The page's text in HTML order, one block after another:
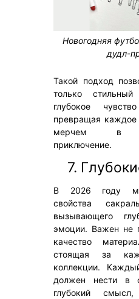
Новогодняя
дудл-
Такой подход
только
глубокое
превращая каждое
мерчем в
приключение.
7.
В 2026 году
свойства
вызывающего
эмоции. Важен не
качество
стоящая за
коллекции.
должен нести в
глубокий